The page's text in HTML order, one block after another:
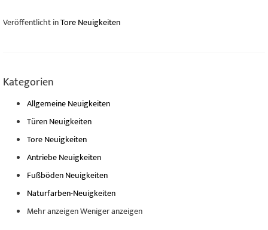
Veröffentlicht inTore Neuigkeiten
Kategorien
Allgemeine Neuigkeiten
Türen Neuigkeiten
Tore Neuigkeiten
Antriebe Neuigkeiten
Fußböden Neuigkeiten
Naturfarben-Neuigkeiten
Mehr anzeigenWeniger anzeigen